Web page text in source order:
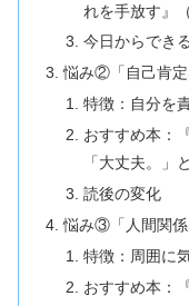
れを手放す』
今日からでき
悩み②「自己肯
特徴：自分を
おすすめ本：
「大丈夫。」
読後の変化
悩み③「人間関
特徴：周囲に
おすすめ本：